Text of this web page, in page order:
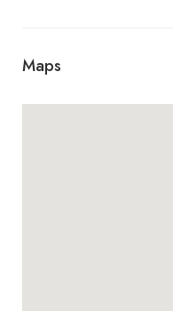
Maps